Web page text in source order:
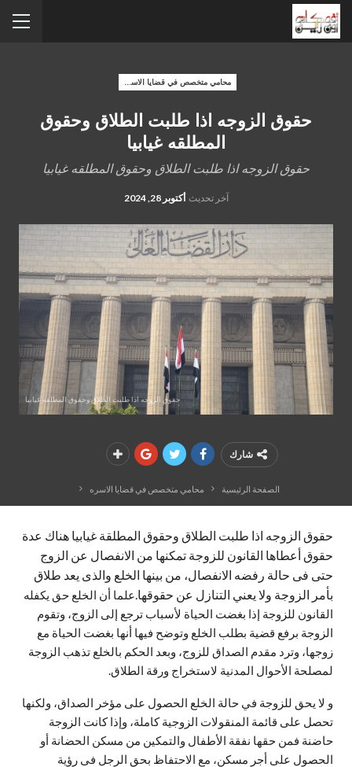
محامي متخصص في قضايا الاسره
حقوق الزوجه اذا طلبت الطلاق وحقوق
المطلقه غيابيا
حقوق الزوجه اذا طلبت الطلاق وحقوق المطلقه غيابيا
آخر تحديث أكتوبر 28, 2024
حقوق الزوجه اذا طلبت الطلاق وحقوق المطلقه غيابيا
شارك
الصفحة الرئيسية محامي متخصص في قضايا الاسره
حقوق الزوجه اذا طلبت الطلاق وحقوق المطلقة غيابيا هناك عدة
حقوق أعطاها القانون للزوجة تمكنها من الانفصال عن الزوج
حتى فى حالة رفضه الانفصال، من بينها الخلع والذى يعد طلاق
بأمر الزوجة ولا يعني التنازل عن حقوقها. علما أن الخلع حق يكفله
القانون للزوجة إذا بغضت الحياة لأسباب ترجع إلى الزوج، وتقوم
الزوجة برفع قضية بطلب الخلع وتوضح فيها أنها بغضت الحياة مع
زوجها، وترد مقدم الصداق للزوج، وبعد الحكم بالخلع تذهب الزوجة
لمصلحة الأحوال المدنية لاستخراج ورقة الطلاق.
و لا يحق للزوجة في حالة الخلع الحصول على مؤخر الصداق، ولكنها
تحصل على قائمة المنقولات الزوجية كاملة، وإذا كانت الزوجة
حاضنة فمن حقها نفقة الأطفال والتمكين من مسكن الحضانة أو
الحصول على أجر مسكن، مع الاحتفاظ بحق الرجل فى رؤية